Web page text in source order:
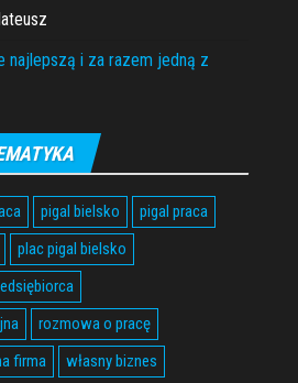
najlepszą i za razem jedną z
pigal bielsko
pigal praca
plac pigal bielsko
rozmowa o pracę
firma własny biznes